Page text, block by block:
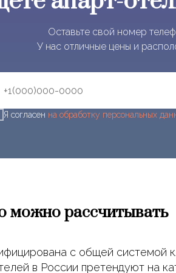
Оставьте свой номер
У нас отличные цены и
Я согласен на обработку персональных
можно рассчитывать
с общей системой
в России претендуют на